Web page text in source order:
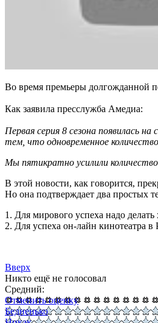
Во время премьеры долгожданной
Как заявила пресслужба Амедиа:
Первая серия 8 сезона появилась
тем, что одновременное
Мы пятикратно усилили
В этой новости, как говорится,
Но она подтверждает два простых
1. Для мирового успеха надо
2. Для успеха он-лайн кинотеатра в
Вверх
Никто ещё не голосовал
Средний:
Отменить оценку
Бедненько